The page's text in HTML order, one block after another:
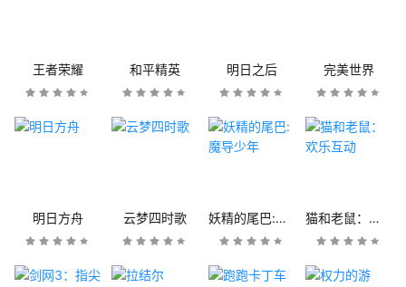
王者荣耀 和平精英 明日之后 完美世界
明日方舟 云梦四时歌 妖精的尾巴:魔导少年 猫和老鼠：欢乐互动